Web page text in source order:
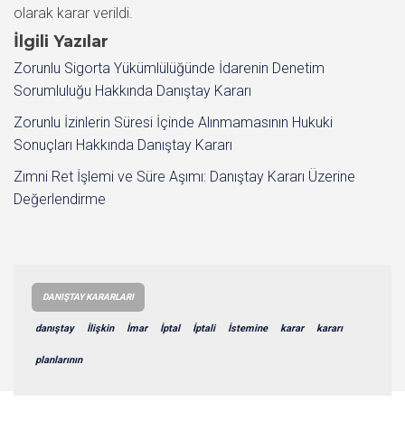
olarak karar verildi.
İlgili Yazılar
Zorunlu Sigorta Yükümlülüğünde İdarenin Denetim
Sorumluluğu Hakkında Danıştay Kararı
Zorunlu İzinlerin Süresi İçinde Alınmamasının Hukuki
Sonuçları Hakkında Danıştay Kararı
Zımni Ret İşlemi ve Süre Aşımı: Danıştay Kararı Üzerine
Değerlendirme
DANIŞTAY KARARLARI
danıştay İlişkin İmar İptal İptali İstemine karar kararı
planlarının